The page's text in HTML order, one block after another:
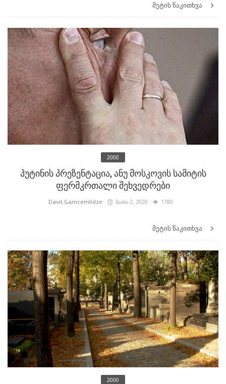
მეტის წაკითხვა
2000
პუტინის პრეზენტაცია, ანუ მოსკოვის სამიტის
ფერმკრთალი შეხვედრები
Davit.Gamcemlidze მაისი 2, 2020 1780
მეტის წაკითხვა
2000